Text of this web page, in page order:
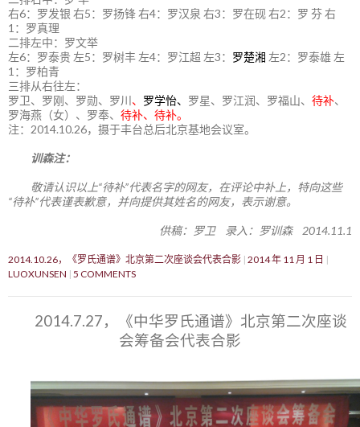
右6：罗发银 右5：罗扬锋 右4：罗汉泉 右3：罗在砚 右2：罗 芬 右
1：罗真理
二排左中：罗文举
左6：罗泰贵 左5：罗树丰 左4：罗江超 左3： 罗楚湘 左2：罗泰雄 左
1：罗柏青
三排从右往左：
罗卫、罗刚、罗勋、罗川 、 罗学怡、 罗星、罗江润、罗福山、 待补、
罗海燕（女）、罗奉、 待补、待补。
注：2014.10.26，摄于丰台总后北京基地会议室。
训森注：
敬请认识以上“待补”代表名字的网友，在评论中补上，特向这些
“待补”代表谨表歉意，并向提供其姓名的网友，表示谢意。
供稿：罗卫 录入：罗训森 2014.11.1
2014.10.26，《罗氏通谱》北京第二次座谈会代表合影 2014 年 11 月 1 日
LUOXUNSEN 5 COMMENTS
2014.7.27，《中华罗氏通谱》北京第二次座谈
会筹备会代表合影